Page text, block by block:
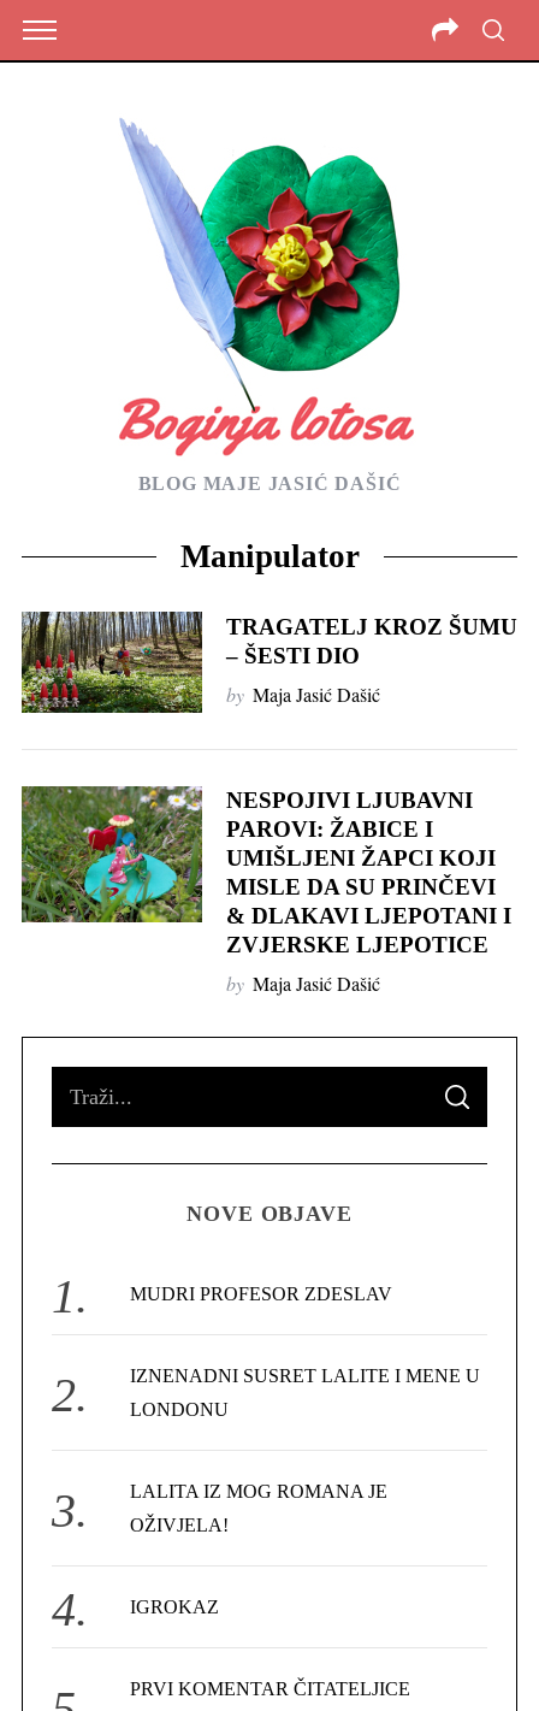
BLOG MAJE JASIĆ DAŠIĆ
Manipulator
TRAGATELJ KROZ ŠUMU
– ŠESTI DIO
by Maja Jasić Dašić
NESPOJIVI LJUBAVNI
PAROVI: ŽABICE I
UMIŠLJENI ŽAPCI KOJI
MISLE DA SU PRINČEVI
& DLAKAVI LJEPOTANI I
ZVJERSKE LJEPOTICE
by Maja Jasić Dašić
o
S
A
C
NOVE OBJAVE
MUDRI PROFESOR ZDESLAV
IZNENADNI SUSRET LALITE I MENE U
LONDONU
LALITA IZ MOG ROMANA JE
OŽIVJELA!
IGROKAZ
PRVI KOMENTAR ČITATELJICE